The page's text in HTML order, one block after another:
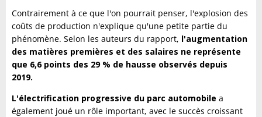
Contrairement à ce que l'on pourrait penser, l'explosion des
coûts de production n'explique qu'une petite partie du
phénomène. Selon les auteurs du rapport, l'augmentation
des matières premières et des salaires ne représente
que 6,6 points des 29 % de hausse observés depuis
2019.
L'électrification progressive du parc automobile a
également joué un rôle important, avec le succès croissant